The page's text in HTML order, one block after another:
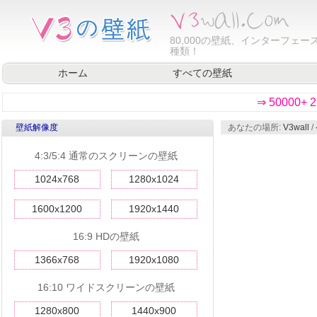
80,000の壁紙、インターフェー
種類！
ホーム
すべての壁紙
⇒ 50000+
壁紙解像度
4:3/5:4 通常のスクリーンの壁紙
1024x768 1280x1024
1600x1200 1920x1440
16:9 HDの壁紙
1366x768 1920x1080
16:10 ワイドスクリーンの壁紙
1280x800 1440x900
あなたの場所: V3wall /